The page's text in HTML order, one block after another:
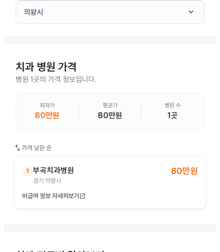
의왕시 keyboard_arrow_down
치과 병원 가격
병원 1곳의 가격 정보입니다.
최저가
80만원
평균가
80만원
병원 수
1곳
swap_vert 가격 낮은 순
1 부곡치과병원
경기 의왕시
80만원
비급여 정보 자세히보기 open_in_new